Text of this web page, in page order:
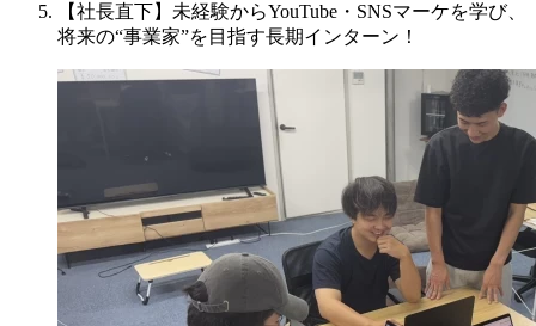
【社長直下】未経験からYouTube・SNSマーケを学び、
将来の“事業家”を目指す長期インターン！